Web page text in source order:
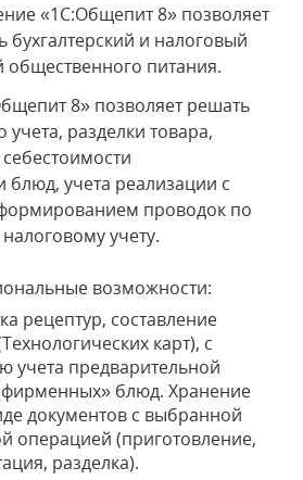
«1C:Общепит 8» позволяет
бухгалтерский и налоговый
общественного питания.
8» позволяет решать
учета, разделки товара,
блюд, учета реализации с
проводок по
учету.
возможности:
рецептур, составление
карт), с
учета предварительной
блюд. Хранение
документов с выбранной
операцией (приготовление,
разделка).